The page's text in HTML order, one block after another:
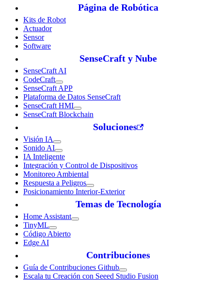
Página de Robótica
Kits de Robot
Actuador
Sensor
Software
SenseCraft y Nube
SenseCraft AI
CodeCraft
SenseCraft APP
Plataforma de Datos SenseCraft
SenseCraft HMI
SenseCraft Blockchain
Soluciones
Visión IA
Sonido AI
IA Inteligente
Integración y Control de Dispositivos
Monitoreo Ambiental
Respuesta a Peligros
Posicionamiento Interior-Exterior
Temas de Tecnología
Home Assistant
TinyML
Código Abierto
Edge AI
Contribuciones
Guía de Contribuciones Github
Escala tu Creación con Seeed Studio Fusion